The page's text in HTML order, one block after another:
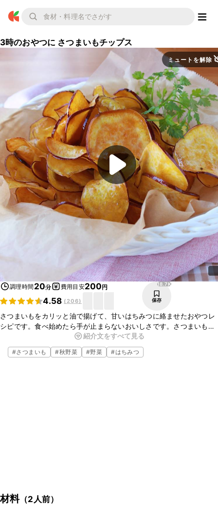
3時のおやつに さつまいもチップス
ミュートを解除
調理時間 20分 費用目安200円
4.58 (206)
18.7K
保存
さつまいもをカリッと油で揚げて、甘いはちみつに絡ませたおやつレ
シピです。食べ始めたら手が止まらないおいしさです。さつまいもの
大量消費にもオススメです。さっと簡単にできるので、ぜひ作ってみ
てくださいね。
紹介文をすべて見る
#さつまいも #秋野菜 #野菜 #はちみつ
材料（2人前）